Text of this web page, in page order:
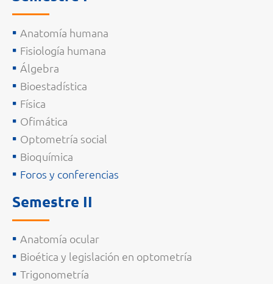
Anatomía humana
Fisiología humana
Álgebra
Bioestadística
Física
Ofimática
Optometría social
Bioquímica
Foros y conferencias
Semestre II
Anatomía ocular
Bioética y legislación en optometría
Trigonometría